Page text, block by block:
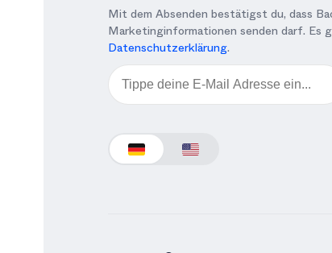
Mit dem Absenden bestätigst du, dass
Marketinginformationen senden darf. Es
Datenschutzerklärung.
Email